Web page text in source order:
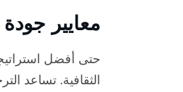
معايير
حتى أفضل
الثقافية. تساعد